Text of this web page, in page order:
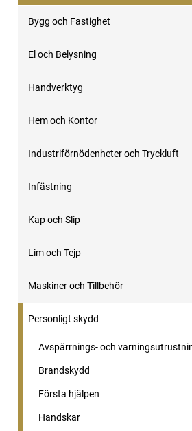
Bygg och Fastighet
El och Belysning
Handverktyg
Hem och Kontor
Industriförnödenheter och Tryckluft
Infästning
Kap och Slip
Lim och Tejp
Maskiner och Tillbehör
Personligt skydd
Avspärrnings- och
Brandskydd
Första hjälpen
Handskar